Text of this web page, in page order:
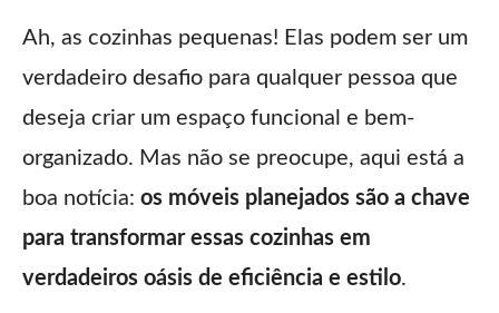
Ah, as cozinhas pequenas! Elas podem ser um
verdadeiro desafio para qualquer pessoa que
deseja criar um espaço funcional e bem-
organizado. Mas não se preocupe, aqui está a
boa notícia: os móveis planejados são a chave
para transformar essas cozinhas em
verdadeiros oásis de eficiência e estilo.